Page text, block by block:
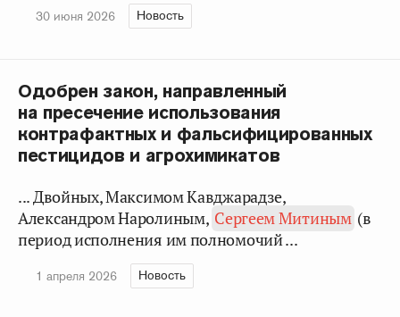
30 июня 2026 Новость
Одобрен закон, направленный
на пресечение использования
контрафактных и фальсифицированных
пестицидов и агрохимикатов
... Двойных, Максимом Кавджарадзе,
Александром Наролиным, Сергеем Митиным (в
период исполнения им полномочий ...
1 апреля 2026 Новость